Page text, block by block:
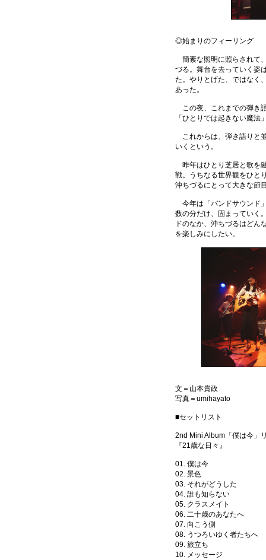
◎始まりのフィーリング
簡素な照明に照らされて
づる。舞台を去っていく姿
た。やりとげた、ではなく
あった。
この夜、これまでの弾き
「ひとりでは起きない魔
これからは、弾き語りと
いくという。
昨年はひとり芝居と歌を
戦。うちなる世界観をひと
沖ちづるにとって大きな節
今年は「バンドサウンド
数の分だけ、固まっていく
ドのなか、沖ちづるはどん
を楽しみにしたい。
文＝山本貴政
写真＝umihayato
■セットリスト
2nd Mini Album「僕は今」
『21歳な日々』
01. 僕は今
02. 景色
03. それがどうした
04. 誰も知らない
05. クラスメイト
06. 二十歳のあなたへ
07. 向こう側
08. うつろいゆく者たちへ
09. 旅立ち
10. メッセージ